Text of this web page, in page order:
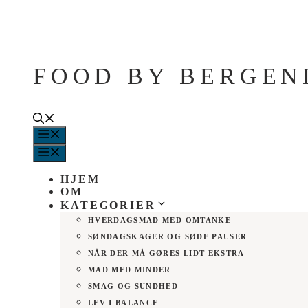
FOOD BY
HJEM
OM
KATEGORIER
HVERDAGSMAD MED OMTANKE
SØNDAGSKAGER OG SØDE PAUSER
NÅR DER MÅ GØRES LIDT EKSTRA
MAD MED MINDER
SMAG OG SUNDHED
LEV I BALANCE